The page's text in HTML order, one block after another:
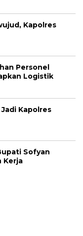
Kapolres
Personel
Logistik
Kapolres
Sofyan
Kerja